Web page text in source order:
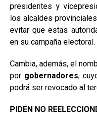
presidentes y
los alcaldes
evitar que estas
en su campaña electoral.
Cambia, además, el
por gobernadores,
podrá ser revocado al
PIDEN NO